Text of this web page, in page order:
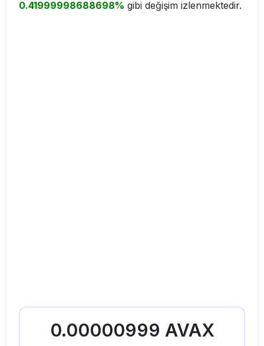
0.41999998688698% gibi değişim izlenmektedir.
0.00000999 AVAX